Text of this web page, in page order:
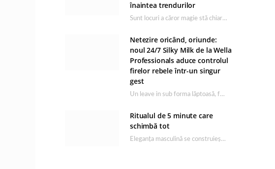
înaintea trendurilor
Sunt locuri a căror magie stă chiar în firea lor naturală, iar Lacul Ursu din…
Netezire oricând, oriunde:
noul 24/7 Silky Milk de la Wella
Professionals aduce controlul
firelor rebele într-un singur
gest
Un leave in sub forma lăptoasă, fără clătire care completează rutina Ultimate Smooth și transformă…
Ritualul de 5 minute care
schimbă tot
Eleganța masculină se construiește dimineața, în câteva minute și cu produsele potrivite. O rutină de…